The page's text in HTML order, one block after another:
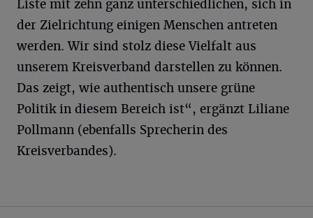
Liste mit zehn ganz unterschiedlichen, sich in
der Zielrichtung einigen Menschen antreten
werden. Wir sind stolz diese Vielfalt aus
unserem Kreisverband darstellen zu können.
Das zeigt, wie authentisch unsere grüne
Politik in diesem Bereich ist“, ergänzt Liliane
Pollmann (ebenfalls Sprecherin des
Kreisverbandes).